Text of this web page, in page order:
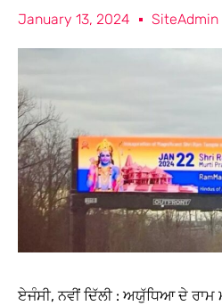
January 13, 2024 SiteAdmin
ਏਜੰਸੀ, ਨਵੀਂ ਦਿੱਲੀ : ਅਯੁੱਧਿਆ ਦੇ ਰਾਮ